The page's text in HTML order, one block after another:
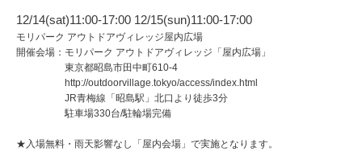
12/14(sat)11:00-17:00 12/15(sun)11:00-17:00
モリパーク アウトドアヴィレッジ屋内広場
開催会場：モリパーク アウトドアヴィレッジ「屋内広場」
東京都昭島市田中町610-4
http://outdoorvillage.tokyo/access/index.html
JR青梅線「昭島駅」北口より徒歩3分
駐車場330台/駐輪場完備
★入場無料・雨天影響なし「屋内会場」で実施となります。